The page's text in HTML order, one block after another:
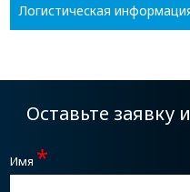
Логистическая
Оставьте
Имя *